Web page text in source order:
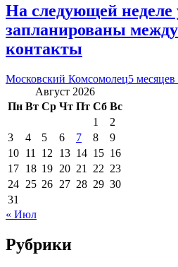
На следующей неделе
запланированы
контакты
Московский Комсомолец5 месяцев
Август 2026
Пн Вт Ср Чт Пт Сб Вс
1
2
3
4 5 6 7 8
9
10 11 12 13 14 15 16
17 18 19 20 21 22 23
24 25 26 27 28 29 30
31
« Июл
Рубрики